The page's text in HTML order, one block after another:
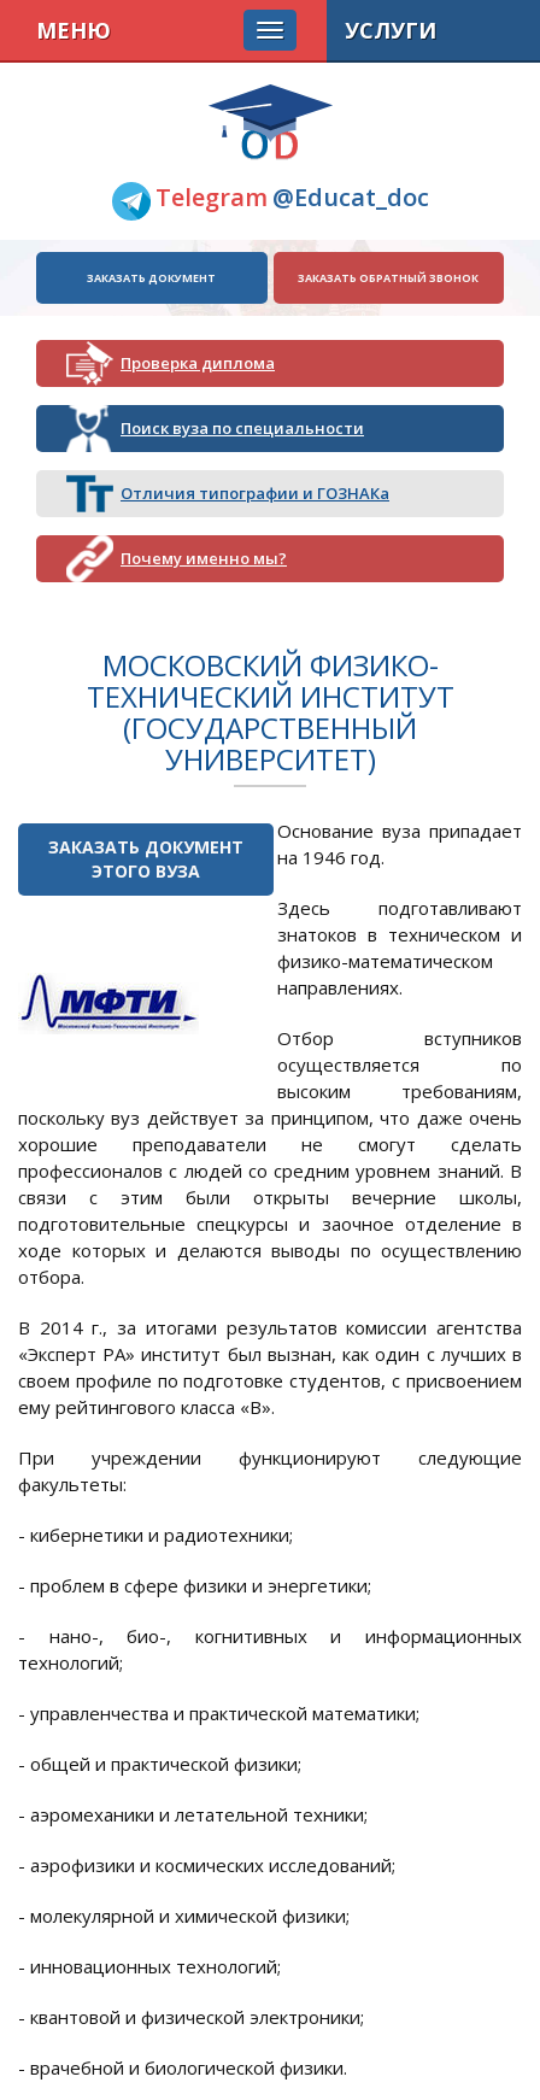
Telegram @Educat_doc
МЕНЮ
ЗАКАЗАТЬ ДОКУМЕНТ ЗАКАЗАТЬ ОБРАТНЫЙ ЗВОНОК
Проверка диплома
Поиск вуза по специальности
Отличия типографии и ГОЗНАКа
Почему именно мы?
УСЛУГИ
МОСКОВСКИЙ ФИЗИКО-
ТЕХНИЧЕСКИЙ ИНСТИТУТ
(ГОСУДАРСТВЕННЫЙ
УНИВЕРСИТЕТ)
ЗАКАЗАТЬ ДОКУМЕНТ
ЭТОГО ВУЗА
Основание вуза припадает
на 1946 год.
Здесь подготавливают
знатоков в техническом и
физико-математическом
направлениях.
Отбор вступников
осуществляется по
высоким требованиям,
поскольку вуз действует за принципом, что даже очень
хорошие преподаватели не смогут сделать
профессионалов с людей со средним уровнем знаний. В
связи с этим были открыты вечерние школы,
подготовительные спецкурсы и заочное отделение в
ходе которых и делаются выводы по осуществлению
отбора.
В 2014 г., за итогами результатов комиссии агентства
«Эксперт РА» институт был вызнан, как один с лучших в
своем профиле по подготовке студентов, с присвоением
ему рейтингового класса «В».
При учреждении функционируют следующие
факультеты:
- кибернетики и радиотехники;
- проблем в сфере физики и энергетики;
- нано-, био-, когнитивных и информационных
технологий;
- управленчества и практической математики;
- общей и практической физики;
- аэромеханики и летательной техники;
- аэрофизики и космических исследований;
- молекулярной и химической физики;
- инновационных технологий;
- квантовой и физической электроники;
- врачебной и биологической физики.